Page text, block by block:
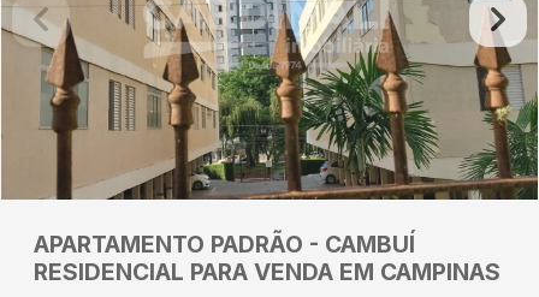
APARTAMENTO PADRÃO - CAMBUÍ
RESIDENCIAL PARA VENDA EM CAMPINAS